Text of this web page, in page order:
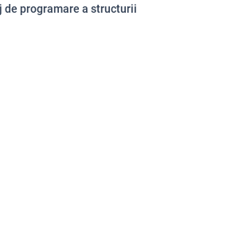
programare a structurii